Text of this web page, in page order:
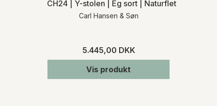
CH24 | Y-stolen | Eg sort | Naturflet | MH
Carl Hansen & Søn
5.445,00 DKK
Vis produkt